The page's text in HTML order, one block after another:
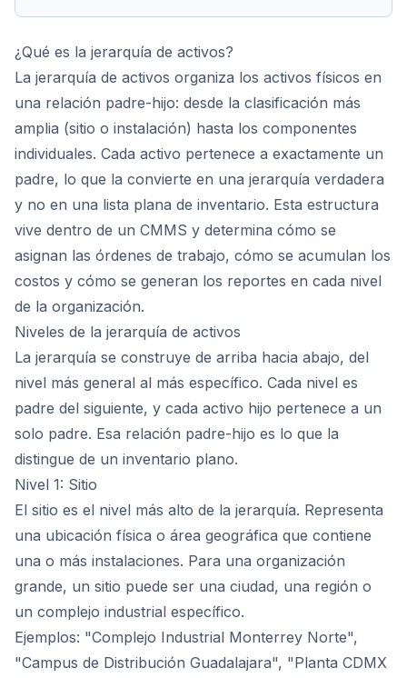
¿Qué es la jerarquía de activos?
La jerarquía de activos organiza los activos físicos en
una relación padre-hijo: desde la clasificación más
amplia (sitio o instalación) hasta los componentes
individuales. Cada activo pertenece a exactamente un
padre, lo que la convierte en una jerarquía verdadera
y no en una lista plana de inventario. Esta estructura
vive dentro de un CMMS y determina cómo se
asignan las órdenes de trabajo, cómo se acumulan los
costos y cómo se generan los reportes en cada nivel
de la organización.
Niveles de la jerarquía de activos
La jerarquía se construye de arriba hacia abajo, del
nivel más general al más específico. Cada nivel es
padre del siguiente, y cada activo hijo pertenece a un
solo padre. Esa relación padre-hijo es lo que la
distingue de un inventario plano.
Nivel 1: Sitio
El sitio es el nivel más alto de la jerarquía. Representa
una ubicación física o área geográfica que contiene
una o más instalaciones. Para una organización
grande, un sitio puede ser una ciudad, una región o
un complejo industrial específico.
Ejemplos: "Complejo Industrial Monterrey Norte",
"Campus de Distribución Guadalajara", "Planta CDMX